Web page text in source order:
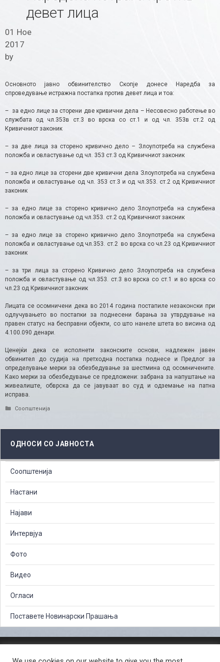
девет лица
01 Ное
2017
by
Основното јавно обвинителство Скопје донесе Наредба за
спроведување истражна постапка против девет лица и тоа:
– за едно лице за сторени две кривични дела – Несовесно работење во
службата од чл.353в ст.3 во врска со ст.1 и од чл. 353в ст.2 од
Кривичниот законик
– за две лица за сторено кривично дело – Злоупотреба на службена
положба и овластување од чл. 353 ст.3 од Кривичниот законик
– за едно лице за сторени две кривични дела Злоупотреба на службена
положба и овластување од чл. 353 ст.3 и од чл.353. ст.2 од Кривичниот
законик
– за едно лице за сторено кривично дело Злоупотреба на службена
положба и овластување од чл.353. ст.2 од Кривичниот законик
– за едно лице за сторено кривично дело Злоупотреба на службена
положба и овластување од чл.353. ст.2 во врска со чл.23 од Кривичниот
законик
– за три лица за сторено Кривично дело Злоупотреба на службена
положба и овластување од чл.353. ст.3 во врска со ст.1 и во врска со
чл.23 од Кривичниот законик
Лицата се осомничени дека во 2014 година постапиле незаконски при
одлучувањето во постапки за поднесени барања за утврдување на
правен статус на бесправни објекти, со што нанеле штета во висина од
4.100.090 денари.
Ценејќи дека се исполнети законските основи, надлежен јавен
обвинител до судија на претходна постапка поднесе и Предлог за
определување мерки за обезбедување за шестмина од осомничените.
Како мерки за обезбедување се предложени: забрана за напуштање на
живеалиште, обврска да се јавуваат во суд и одземање на патна
исправа.
Categories
Соопштенија
ОДНОСИ СО ЈАВНОСТА
Соопштенија
Настани
Најави
Интервјуа
Фото
Видео
Огласи
Поставете Новинарски Прашања